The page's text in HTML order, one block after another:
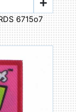
6715o7